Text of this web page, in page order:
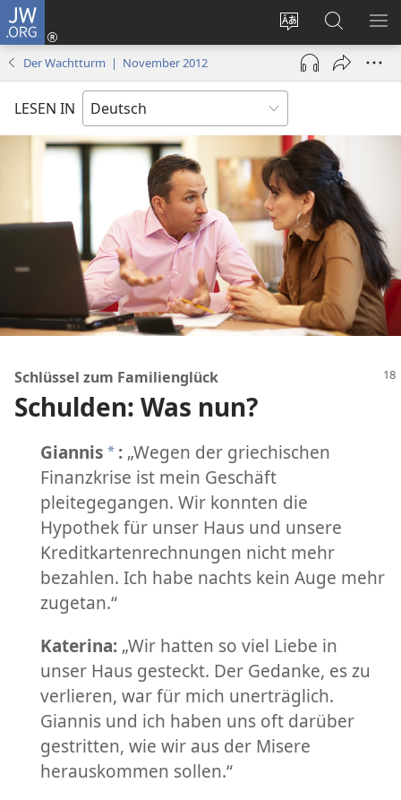
JW.ORG
Websitesprache
ändern
Anmelden
(öffnet
neues
Fenster)
Suche
Der Wachtturm | November 2012
LESEN IN
Schlüssel zum Familienglück
Schulden: Was nun?
Giannis * : „Wegen der griechischen
Finanzkrise ist mein Geschäft
pleitegegangen. Wir konnten die
Hypothek für unser Haus und unsere
Kreditkartenrechnungen nicht mehr
bezahlen. Ich habe nachts kein Auge mehr
zugetan.“
Katerina: „Wir hatten so viel Liebe in
unser Haus gesteckt. Der Gedanke, es zu
verlieren, war für mich unerträglich.
Giannis und ich haben uns oft darüber
gestritten, wie wir aus der Misere
herauskommen sollen.“